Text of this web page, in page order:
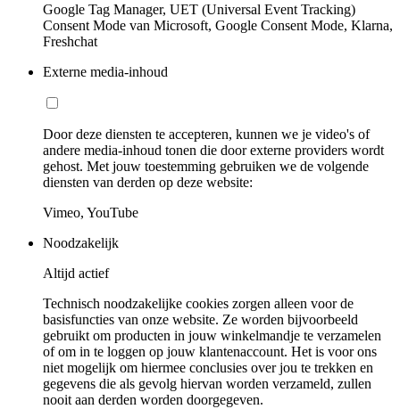
Google Tag Manager, UET (Universal Event Tracking)
Consent Mode van Microsoft, Google Consent Mode, Klarna,
Freshchat
Externe media-inhoud
Door deze diensten te accepteren, kunnen we je video's of
andere media-inhoud tonen die door externe providers wordt
gehost. Met jouw toestemming gebruiken we de volgende
diensten van derden op deze website:
Vimeo, YouTube
Noodzakelijk
Altijd actief
Technisch noodzakelijke cookies zorgen alleen voor de
basisfuncties van onze website. Ze worden bijvoorbeeld
gebruikt om producten in jouw winkelmandje te verzamelen
of om in te loggen op jouw klantenaccount. Het is voor ons
niet mogelijk om hiermee conclusies over jou te trekken en
gegevens die als gevolg hiervan worden verzameld, zullen
nooit aan derden worden doorgegeven.